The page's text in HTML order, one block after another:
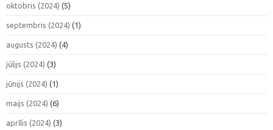
oktobris (2024) (5)
septembris (2024) (1)
augusts (2024) (4)
jūlijs (2024) (3)
jūnijs (2024) (1)
maijs (2024) (6)
aprīlis (2024) (3)